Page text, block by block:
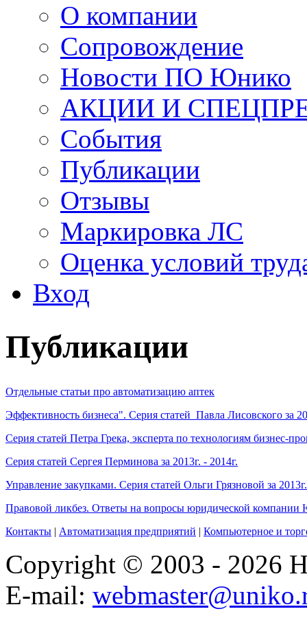
О компании
Сопровождение
Новости ПО Юнико
АКЦИИ И
События
Публикации
Отзывы
Маркировка ЛС
Оценка условий
Вход
Публикации
Отдельные статьи про автоматизацию аптек
Эффективность бизнеса". Серия статей Павла Лисовского за
Серия статей Петра Грека, эксперта по технологиям бизнес-
Серия статей Сергея Перминова за 2013г. - 2014г.
Управление закупками. Серия статей Ольги Грязновой за
Правовой ликбез. Ответы на вопросы юридической компании
Контакты | Автоматизация предприятий | Компьютерное и
Copyright © 2003 - 2026
E-mail: